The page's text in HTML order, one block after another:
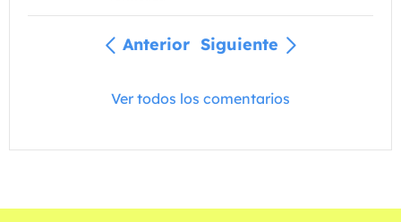
Anterior Siguiente
Ver todos los comentarios